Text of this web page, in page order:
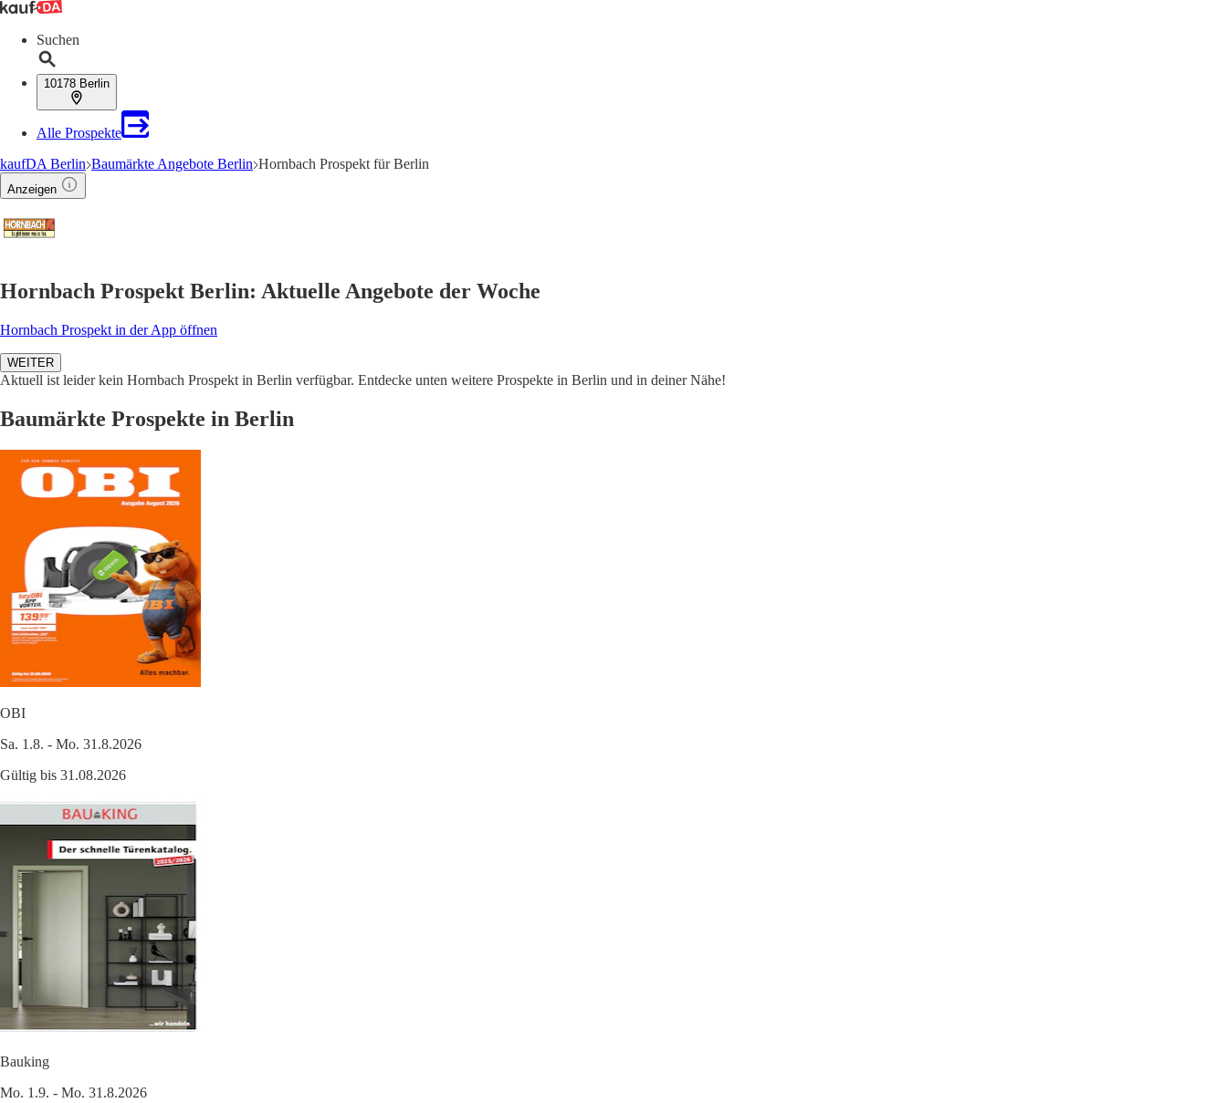
Suchen
10178 Berlin
Alle Prospekte
kaufDA Berlin Baumärkte Angebote Berlin Hornbach Prospekt für Berlin
Anzeigen
Hornbach Prospekt Berlin: Aktuelle Angebote der Woche
Hornbach Prospekt in der App öffnen
WEITER
Aktuell ist leider kein Hornbach Prospekt in Berlin verfügbar. Entdecke unten weitere Prospekte in Berlin und in deiner Nähe!
Baumärkte Prospekte in Berlin
OBI
Sa. 1.8. - Mo. 31.8.2026
Gültig bis 31.08.2026
Bauking
Mo. 1.9. - Mo. 31.8.2026